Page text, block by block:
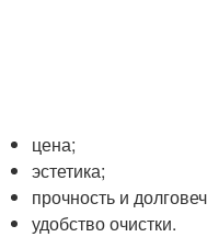
цена;
эстетика;
прочность и
удобство очистки.